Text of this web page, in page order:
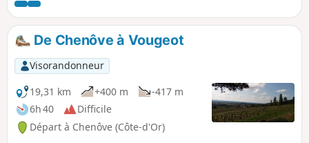
des passages en forêts. Chaque étape peut être l'occasion
de déguster quelques crus prestigieux ou plus modestes,
toujours avec modération.
De Chenôve à Vougeot
Visorandonneur
19,31 km
+400 m
-417 m
6h 40
Difficile
Départ à Chenôve (Côte-d'Or)